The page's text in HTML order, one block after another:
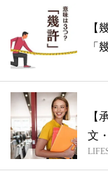
【
「
【
文